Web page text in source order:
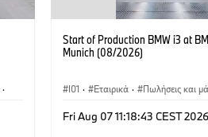
·
Start of Production BMW i3 at
Munich (08/2026)
I01 · Εταιρικά · Πωλήσεις και
BMW i
Fri Aug 07 11:18:43 CEST 2026